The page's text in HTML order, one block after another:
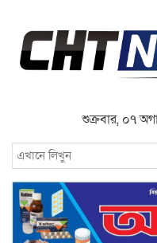
শুক্রবার, ০৭